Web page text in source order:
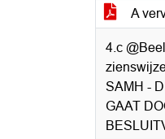
A
4.c
SAMH -
GAAT